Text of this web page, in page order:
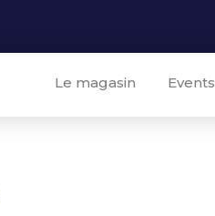
Le magasin Events